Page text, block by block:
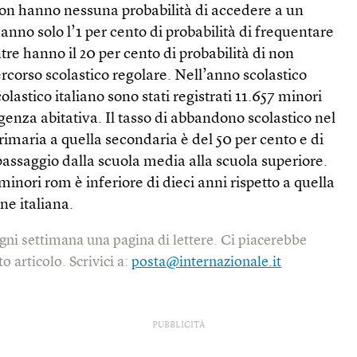
hanno nessuna probabilità di accedere a un
solo l’1 per cento di probabilità di frequentare
hanno il 20 per cento di probabilità di non
scolastico regolare. Nell’anno scolastico
italiano sono stati registrati 11.657 minori
abitativa. Il tasso di abbandono scolastico nel
a quella secondaria è del 50 per cento e di
dalla scuola media alla scuola superiore.
rom è inferiore di dieci anni rispetto a quella
italiana.
settimana una pagina di lettere. Ci piacerebbe
articolo. Scrivici a:posta@internazionale.it
PUBBLICITÀ